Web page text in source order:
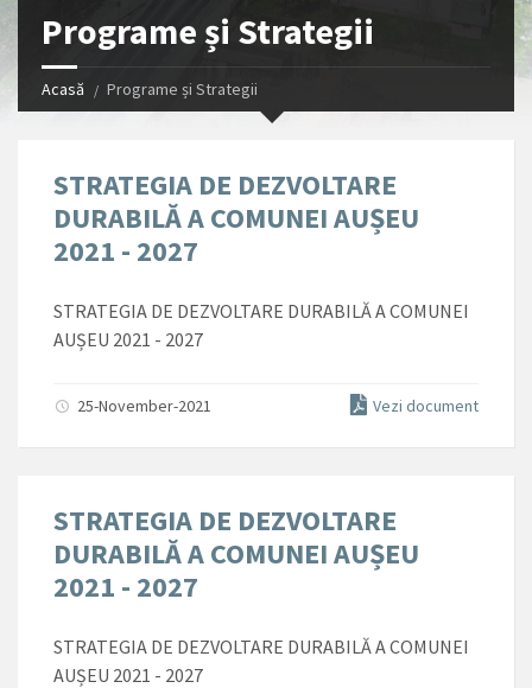
Programe și Strategii
Acasă Programe și Strategii
STRATEGIA DE DEZVOLTARE
DURABILĂ A COMUNEI AUȘEU
2021 - 2027
STRATEGIA DE DEZVOLTARE DURABILĂ A COMUNEI
AUȘEU 2021 - 2027
25-November-2021 Vezi document
STRATEGIA DE DEZVOLTARE
DURABILĂ A COMUNEI AUȘEU
2021 - 2027
STRATEGIA DE DEZVOLTARE DURABILĂ A COMUNEI
AUȘEU 2021 - 2027